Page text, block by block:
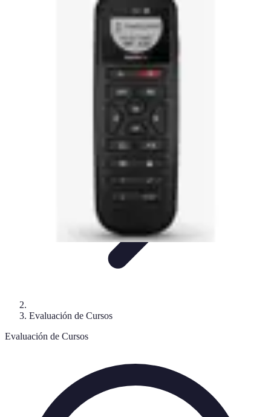
Aprendizaje EfectivoComparativas
Formación a Distancia
Evaluación de Cursos
Evaluación de Cursos